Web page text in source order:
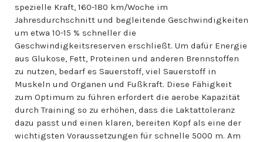
spezielle Kraft, 160-180 km/Woche im
Jahresdurchschnitt und begleitende Geschwindigkeiten
um etwa 10-15 % schneller die
Geschwindigkeitsreserven erschließt. Um dafür Energie
aus Glukose, Fett, Proteinen und anderen Brennstoffen
zu nutzen, bedarf es Sauerstoff, viel Sauerstoff in
Muskeln und Organen und Fußkraft. Diese Fähigkeit
zum Optimum zu führen erfordert die aerobe Kapazität
durch Training so zu erhöhen, dass die Laktattoleranz
dazu passt und einen klaren, bereiten Kopf als eine der
wichtigsten Voraussetzungen für schnelle 5000 m. Am